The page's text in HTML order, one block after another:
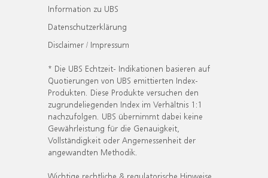
Information zu UBS
Datenschutzerklärung
Disclaimer / Impressum
* Die UBS Echtzeit- Indikationen basieren auf
Quotierungen von UBS emittierten Index-
Produkten. Diese Produkte versuchen den
zugrundeliegenden Index im Verhältnis 1:1
nachzufolgen. UBS übernimmt dabei keine
Gewährleistung für die Genauigkeit,
Vollständigkeit oder Angemessenheit der
angewandten Methodik.